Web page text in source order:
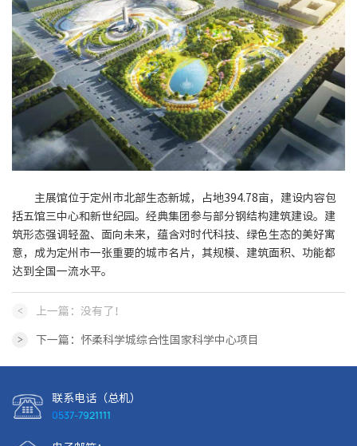
主展馆位于定州市北部生态新城，占地394.78亩，建设内容包
括五馆三中心和新世纪园。经典集团参与部分钢结构建筑建设。建
筑形态强调轻盈、面向未来，蕴含对时代科技、绿色生态的美好寓
意，成为定州市一张重要的城市名片，其规模、建筑面积、功能都
达到全国一流水平。
< 上一篇：没有了！
> 下一篇：怀柔科学城综合性国家科学中心项目
联系电话（总机）
0537-7921111